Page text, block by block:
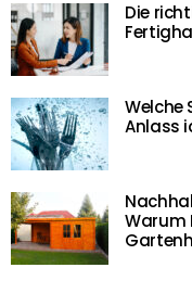
Die
Welche
Anlass
Warum